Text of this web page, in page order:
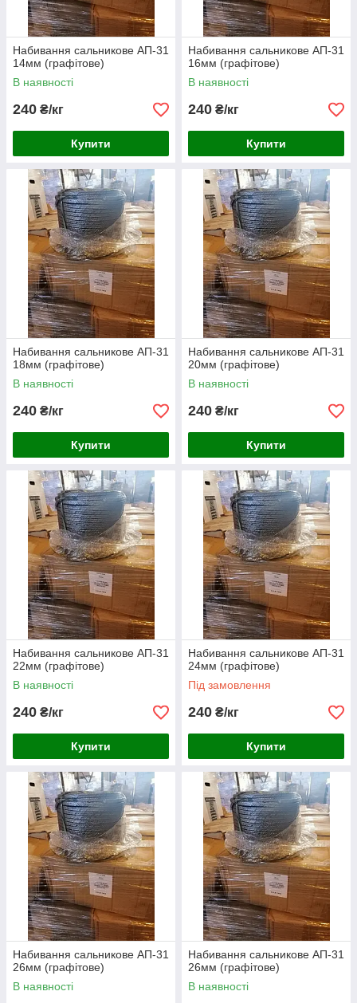
Набивання сальникове АП-31
14мм (графітове)
В наявності
240 ₴/кг
Купити
Набивання сальникове АП-31
16мм (графітове)
В наявності
240 ₴/кг
Купити
Набивання сальникове АП-31
18мм (графітове)
В наявності
240 ₴/кг
Купити
Набивання сальникове АП-31
20мм (графітове)
В наявності
240 ₴/кг
Купити
Набивання сальникове АП-31
22мм (графітове)
В наявності
240 ₴/кг
Купити
Набивання сальникове АП-31
24мм (графітове)
Під замовлення
240 ₴/кг
Купити
Набивання сальникове АП-31
26мм (графітове)
В наявності
Набивання сальникове АП-31
26мм (графітове)
В наявності